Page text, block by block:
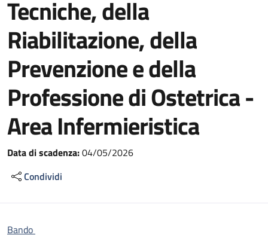
Tecniche, della
Riabilitazione, della
Prevenzione e della
Professione di Ostetrica -
Area Infermieristica
Data di scadenza:04/05/2026
Condividi
Bando